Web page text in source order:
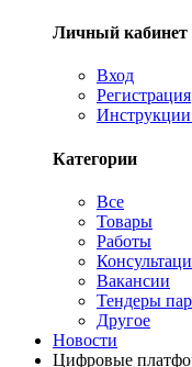
Личный кабинет
Вход
Регистрация
Инструкции
Категории
Все
Товары
Работы
Вакансии
Тендеры
Другое
Новости
Цифровые